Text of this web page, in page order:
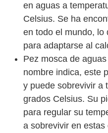
en aguas a
Celsius. Se ha
en todo el mundo, lo
para adaptarse al
Pez mosca de
nombre indica, este
y puede sobrevivir a
grados Celsius. Su
para regular su
a sobrevivir en